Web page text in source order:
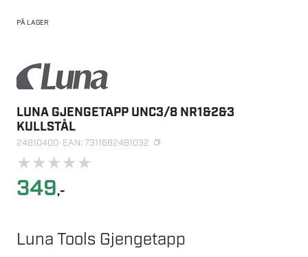
PÅ LAGER
LUNA GJENGETAPP UNC3/8 NR1&2&3
KULLSTÅL
24810400· EAN: 7311662481032
★★★★★
349,-
Luna Tools Gjengetapp